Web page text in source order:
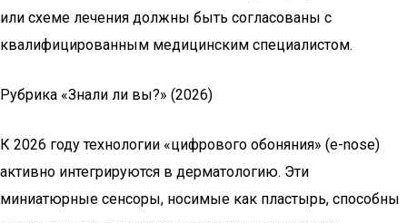
или схеме лечения должны быть согласованы с
квалифицированным медицинским специалистом.
Рубрика «Знали ли вы?» (2026)
К 2026 году технологии «цифрового обоняния» (e-nose)
активно интегрируются в дерматологию. Эти
миниатюрные сенсоры, носимые как пластырь, способны